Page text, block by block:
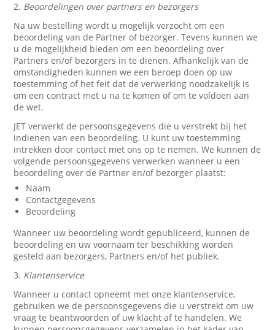
2. Beoordelingen over partners en bezorgers
Na uw bestelling wordt u mogelijk verzocht om een
beoordeling van de Partner of bezorger. Tevens kunnen we
u de mogelijkheid bieden om een beoordeling over
Partners en/of bezorgers in te dienen. Afhankelijk van de
omstandigheden kunnen we een beroep doen op uw
toestemming of het feit dat de verwerking noodzakelijk is
om een contract met u na te komen of om te voldoen aan
de wet.
JET verwerkt de persoonsgegevens die u verstrekt bij het
indienen van een beoordeling. U kunt uw toestemming
intrekken door contact met ons op te nemen. We kunnen de
volgende persoonsgegevens verwerken wanneer u een
beoordeling over de Partner en/of bezorger plaatst:
Naam
Contactgegevens
Beoordeling
Wanneer uw beoordeling wordt gepubliceerd, kunnen de
beoordeling en uw voornaam ter beschikking worden
gesteld aan bezorgers, Partners en/of het publiek.
3. Klantenservice
Wanneer u contact opneemt met onze klantenservice,
gebruiken we de persoonsgegevens die u verstrekt om uw
vraag te beantwoorden of uw klacht af te handelen. We